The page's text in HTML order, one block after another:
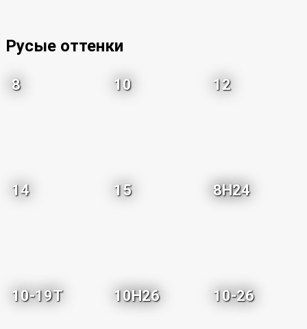
Русые оттенки
8 10 12
14 15 8H24
10-19T 10H26 10-26